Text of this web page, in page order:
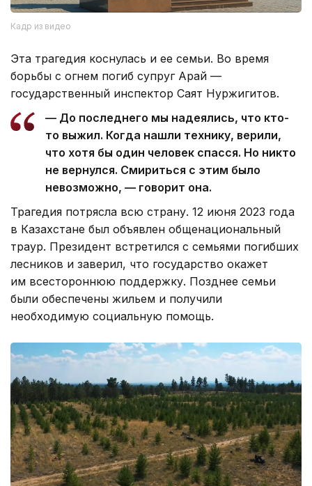
Кадр из видео
Эта трагедия коснулась и ее семьи. Во время
борьбы с огнем погиб супруг Арай —
государственный инспектор Саят Нуржигитов.
— До последнего мы надеялись, что кто-
то выжил. Когда нашли технику, верили,
что хотя бы один человек спасся. Но никто
не вернулся. Смириться с этим было
невозможно, — говорит она.
Трагедия потрясла всю страну. 12 июня 2023 года
в Казахстане был объявлен общенациональный
траур. Президент встретился с семьями погибших
лесников и заверил, что государство окажет
им всестороннюю поддержку. Позднее семьи
были обеспечены жильем и получили
необходимую социальную помощь.